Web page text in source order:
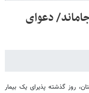
دعوای
روز گذشته پذیرای یک بیمار